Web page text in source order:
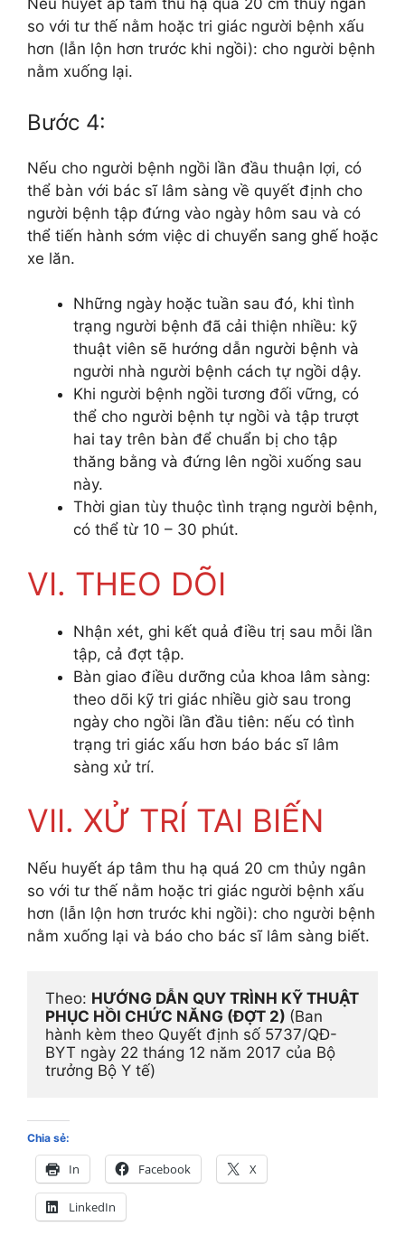
Nếu huyết áp tâm thu hạ quá 20 cm thủy ngân
so với tư thế nằm hoặc tri giác người bệnh xấu
hơn (lẫn lộn hơn trước khi ngồi): cho người bệnh
nằm xuống lại.
Bước 4:
Nếu cho người bệnh ngồi lần đầu thuận lợi, có
thể bàn với bác sĩ lâm sàng về quyết định cho
người bệnh tập đứng vào ngày hôm sau và có
thể tiến hành sớm việc di chuyển sang ghế hoặc
xe lăn.
Những ngày hoặc tuần sau đó, khi tình
trạng người bệnh đã cải thiện nhiều: kỹ
thuật viên sẽ hướng dẫn người bệnh và
người nhà người bệnh cách tự ngồi dậy.
Khi người bệnh ngồi tương đối vững, có
thể cho người bệnh tự ngồi và tập trượt
hai tay trên bàn để chuẩn bị cho tập
thăng bằng và đứng lên ngồi xuống sau
này.
Thời gian tùy thuộc tình trạng người bệnh,
có thể từ 10 – 30 phút.
VI. THEO DÕI
Nhận xét, ghi kết quả điều trị sau mỗi lần
tập, cả đợt tập.
Bàn giao điều dưỡng của khoa lâm sàng:
theo dõi kỹ tri giác nhiều giờ sau trong
ngày cho ngồi lần đầu tiên: nếu có tình
trạng tri giác xấu hơn báo bác sĩ lâm
sàng xử trí.
VII. XỬ TRÍ TAI BIẾN
Nếu huyết áp tâm thu hạ quá 20 cm thủy ngân
so với tư thế nằm hoặc tri giác người bệnh xấu
hơn (lẫn lộn hơn trước khi ngồi): cho người bệnh
nằm xuống lại và báo cho bác sĩ lâm sàng biết.
Theo: HƯỚNG DẪN QUY TRÌNH KỸ THUẬT
PHỤC HỒI CHỨC NĂNG (ĐỢT 2) (Ban
hành kèm theo Quyết định số 5737/QĐ-
BYT ngày 22 tháng 12 năm 2017 của Bộ
trưởng Bộ Y tế)
Chia sẻ:
In Facebook X
LinkedIn